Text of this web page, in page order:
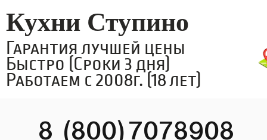
Кухни Ступино
Гарантия лучшей цены
Быстро (Сроки 3 дня)
Работаем с 2008г. (18 лет)
8 (800)7078908